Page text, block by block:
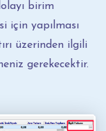
birim
için yapılması
üzerinden ilgili
gerekecektir.